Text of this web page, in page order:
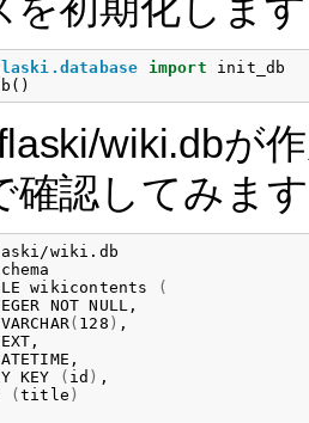
import
init_db
()
wiki.dbが
確認してみま
wiki.db
wikicontents
(
NOT NULL,
( 128 ) ,
KEY
( id ) ,
(title )